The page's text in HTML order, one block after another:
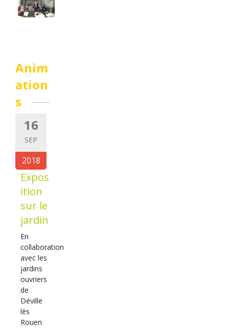
Anim
ation
s
16
SEP
2018
Expos
ition
sur le
jardin
En
collaboration
avec les
jardins
ouvriers
de
Déville
lès
Rouen